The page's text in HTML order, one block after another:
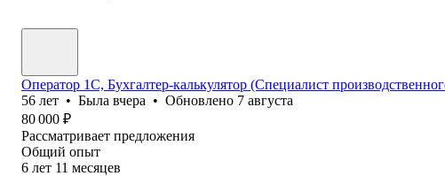
Оператор 1С, Бухгалтер-калькулятор (Специалист
56 лет • Была вчера • Обновлено 7 августа
80 000 ₽
Рассматривает предложения
Общий опыт
6 лет 11 месяцев